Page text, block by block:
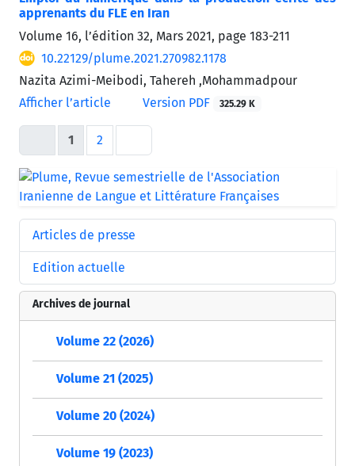
apprenants du FLE en Iran
Volume 16, l’édition 32, Mars 2021, page 183-211
10.22129/plume.2021.270982.1178
Nazita Azimi-Meibodi, Tahereh ,Mohammadpour
Afficher l’article
Version PDF 325.29 K
1 2
Articles de presse
Edition actuelle
Archives de journal
Volume 22 (2026)
Volume 21 (2025)
Volume 20 (2024)
Volume 19 (2023)